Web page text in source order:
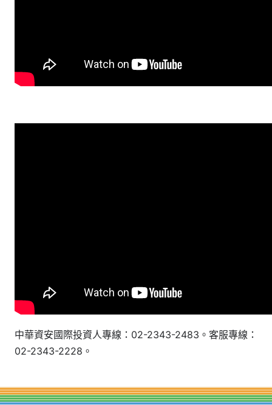
中華資安國際投資人專線：02-2343-2483。客服專線：
02-2343-2228。